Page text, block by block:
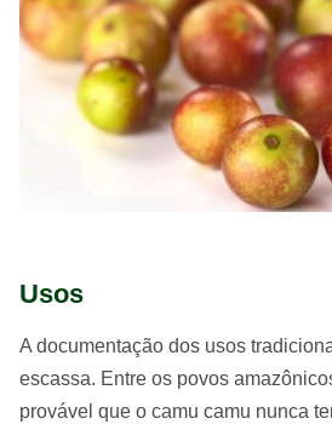
Usos
A documentação dos usos
escassa. Entre os povos
provável que o camu camu nunca